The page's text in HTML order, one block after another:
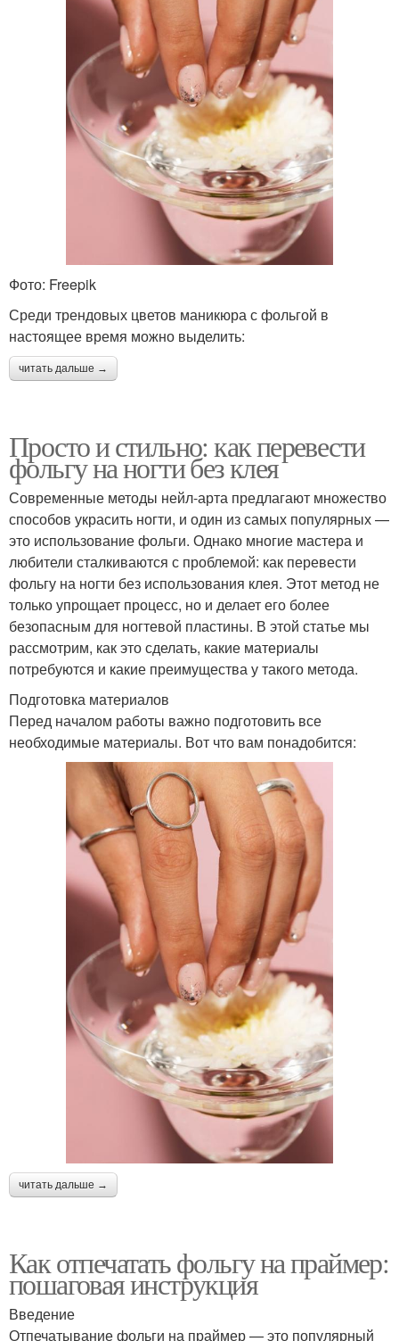
Фото: Freepik
Среди трендовых цветов маникюра с фольгой в
настоящее время можно выделить:
читать дальше →
Просто и стильно: как перевести
фольгу на ногти без клея
Современные методы нейл-арта предлагают множество
способов украсить ногти, и один из самых популярных —
это использование фольги. Однако многие мастера и
любители сталкиваются с проблемой: как перевести
фольгу на ногти без использования клея. Этот метод не
только упрощает процесс, но и делает его более
безопасным для ногтевой пластины. В этой статье мы
рассмотрим, как это сделать, какие материалы
потребуются и какие преимущества у такого метода.
Подготовка материалов
Перед началом работы важно подготовить все
необходимые материалы. Вот что вам понадобится:
читать дальше →
Как отпечатать фольгу на праймер:
пошаговая инструкция
Введение
Отпечатывание фольги на праймер — это популярный